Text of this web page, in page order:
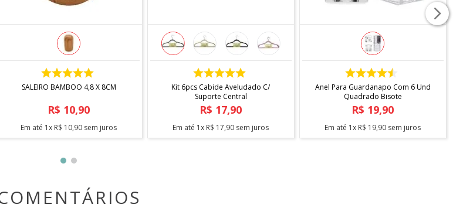
COMPRAR
SALEIRO BAMBOO 4,8 X 8CM
R$ 10,90
Em até 1x R$ 10,90 sem juros
COMPRAR
Kit 6pcs Cabide Aveludado C/
Suporte Central
R$ 17,90
Em até 1x R$ 17,90 sem juros
COMPRAR
Anel Para Guardanapo Com 6 Und
Quadrado Bisote
R$ 19,90
Em até 1x R$ 19,90 sem juros